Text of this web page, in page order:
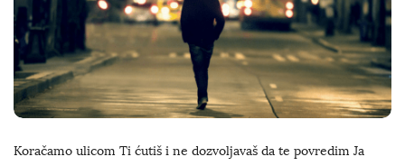
Koračamo ulicom Ti ćutiš i ne dozvoljavaš da te povredim Ja